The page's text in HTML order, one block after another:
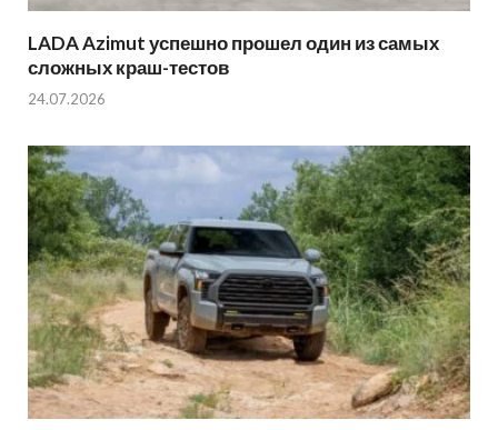
LADA Azimut успешно прошел один из самых
сложных краш-тестов
24.07.2026